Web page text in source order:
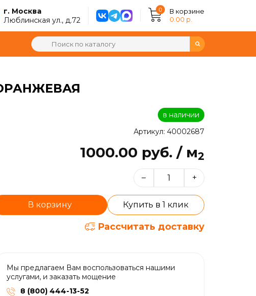
г. Москва
Люблинская ул., д.72
0
В корзине
0.00 р.
в наличии
Артикул: 40002687
1000.00 руб. / м2
– +
В корзину Купить в 1 клик
Рассчитать доставку
Мы предлагаем Вам воспользоваться нашими
услугами, и заказать мощение
8 (800) 444-13-52